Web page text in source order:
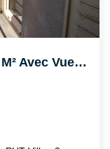
Nancy Commanderie F1 De 30 M² Avec Vue Sur Jardin